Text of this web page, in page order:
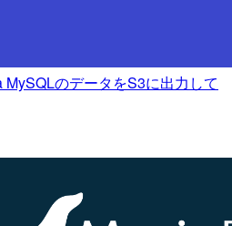
のデータをS3に出力して